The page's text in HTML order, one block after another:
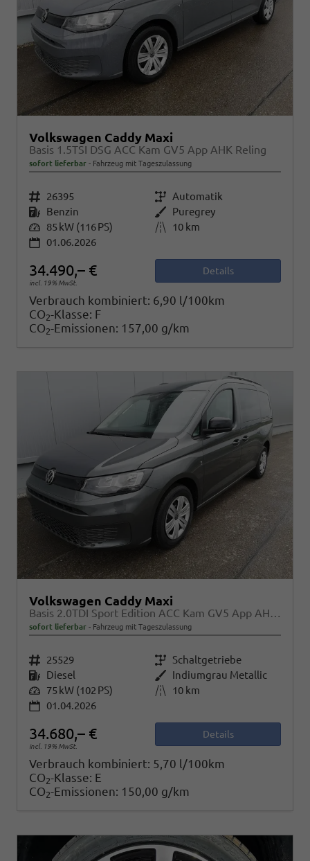
Volkswagen Caddy Maxi
Basis 1.5TSI DSG ACC Kam GV5 App AHK Reling
sofort lieferbar Fahrzeug mit Tageszulassung
Fahrzeugnr. 26395 Getriebe Automatik
Kraftstoff Benzin Außenfarbe Puregrey
Leistung 85 kW (116 PS) Kilometerstand
10 km
01.06.2026
34.490,– €
incl. 19% MwSt.
Details
Verbrauch kombiniert: 6,90 l/100km
CO2-Klasse: F
CO2-Emissionen: 157,00 g/km
Volkswagen Caddy Maxi
Basis 2.0TDI Sport Edition ACC Kam GV5 App AHK Reling
sofort lieferbar Fahrzeug mit Tageszulassung
Fahrzeugnr. 25529 Getriebe Schaltgetriebe
Kraftstoff Diesel Außenfarbe Indiumgrau Metallic
Leistung 75 kW (102 PS) Kilometerstand
10 km
01.04.2026
34.680,– €
incl. 19% MwSt.
Details
Verbrauch kombiniert: 5,70 l/100km
CO2-Klasse: E
CO2-Emissionen: 150,00 g/km